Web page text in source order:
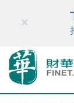
財華智
×